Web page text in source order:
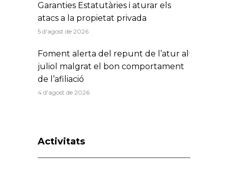
Garanties Estatutàries i aturar els
atacs a la propietat privada
5 d'agost de 2026
Foment alerta del repunt de l’atur al
juliol malgrat el bon comportament
de l’afiliació
4 d'agost de 2026
Activitats